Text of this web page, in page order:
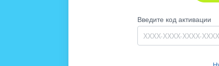
Введите код активации